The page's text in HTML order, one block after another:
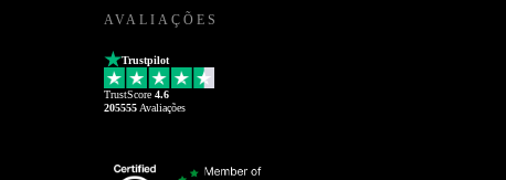
AVALIAÇÕES
Trustpilot
TrustScore 4.6
205555 Avaliações